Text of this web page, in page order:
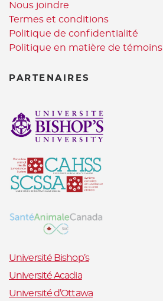
Nous joindre
Termes et conditions
Politique de confidentialité
Politique en matière de témoins
PARTENAIRES
Université Bishop’s
Université Acadia
Université d’Ottawa